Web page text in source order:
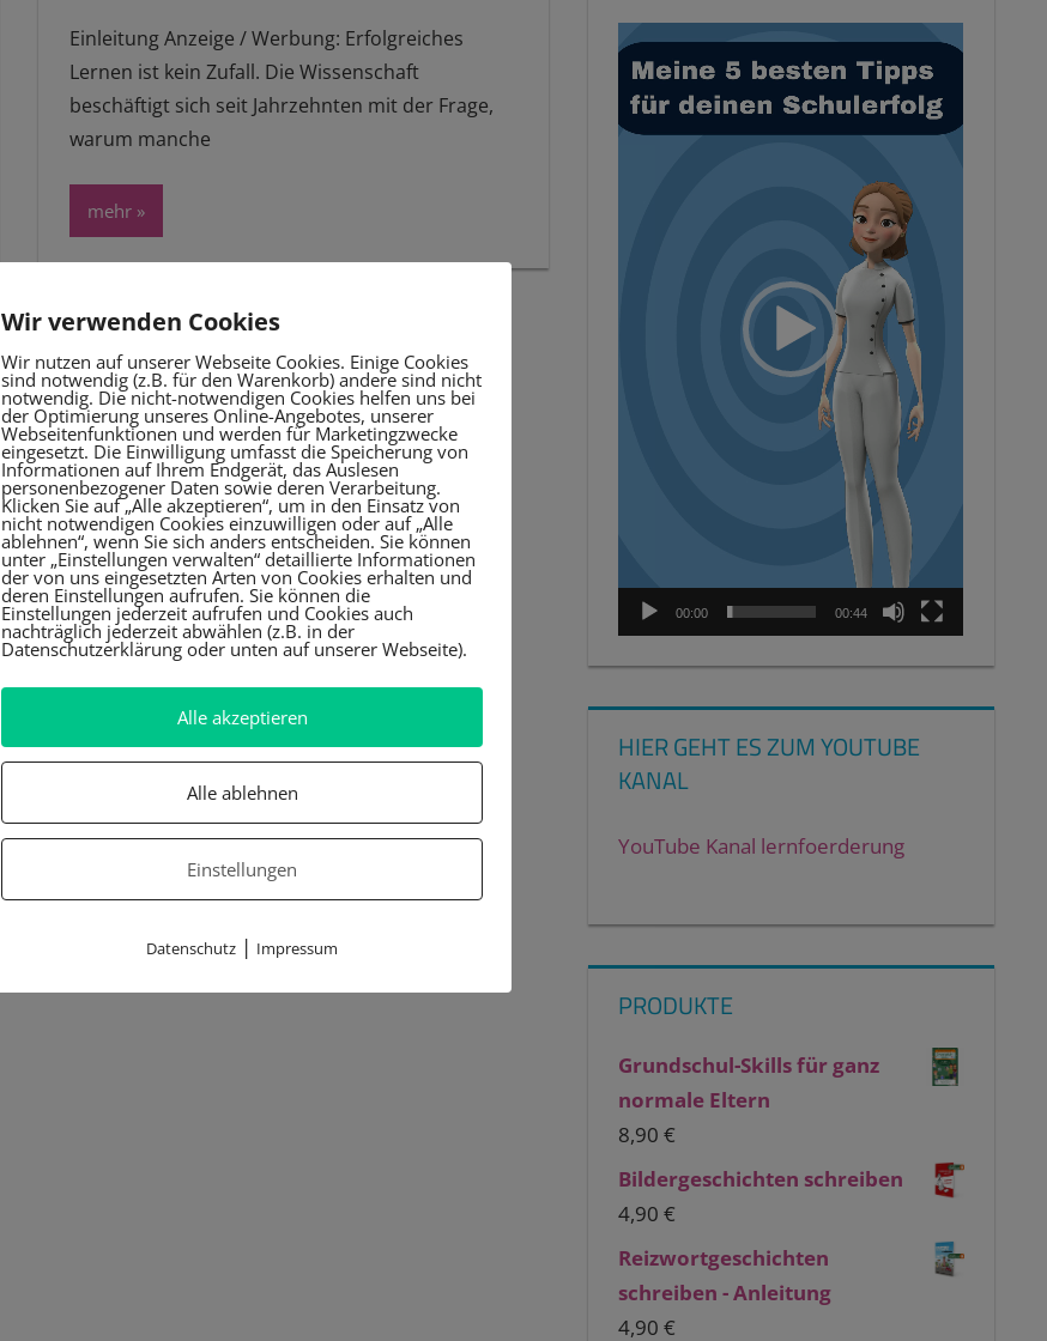
Einleitung Anzeige / Werbung: Erfolgreiches
Lernen ist kein Zufall. Die Wissenschaft
beschäftigt sich seit Jahrzehnten mit der Frage,
warum manche
mehr
Video-
Player
00:00 00:44
HIER GEHT ES ZUM YOUTUBE
KANAL
YouTube Kanal lernfoerderung
PRODUKTE
Grundschul-Skills für ganz
normale Eltern
8,90€
Bildergeschichten schreiben
4,90€
Reizwortgeschichten
schreiben - Anleitung
4,90€
Wir verwenden Cookies
Wir nutzen auf unserer Webseite Cookies. Einige Cookies
sind notwendig (z.B. für den Warenkorb) andere sind nicht
notwendig. Die nicht-notwendigen Cookies helfen uns bei
der Optimierung unseres Online-Angebotes, unserer
Webseitenfunktionen und werden für Marketingzwecke
eingesetzt. Die Einwilligung umfasst die Speicherung von
Informationen auf Ihrem Endgerät, das Auslesen
personenbezogener Daten sowie deren Verarbeitung.
Klicken Sie auf „Alle akzeptieren“, um in den Einsatz von
nicht notwendigen Cookies einzuwilligen oder auf „Alle
ablehnen“, wenn Sie sich anders entscheiden. Sie können
unter „Einstellungen verwalten“ detaillierte Informationen
der von uns eingesetzten Arten von Cookies erhalten und
deren Einstellungen aufrufen. Sie können die
Einstellungen jederzeit aufrufen und Cookies auch
nachträglich jederzeit abwählen (z.B. in der
Datenschutzerklärung oder unten auf unserer Webseite).
Alle akzeptieren
Alle ablehnen
Einstellungen
Datenschutz | Impressum